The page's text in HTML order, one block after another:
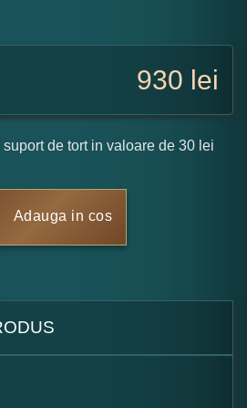
930 lei
suport de tort in valoare de 30 lei
Adauga in cos